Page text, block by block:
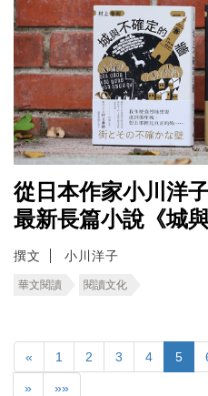
從日本作家小川洋
最新長篇小說《城
撰文 小川洋子
華文閱讀 閱讀文化
« 1 2 3 4 5
» »»